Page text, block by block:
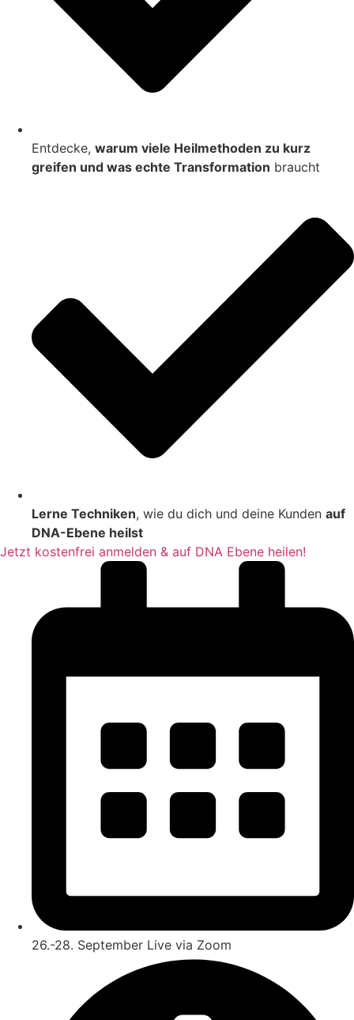
Entdecke, warum viele Heilmethoden zu kurz
greifen und was echte Transformation braucht
Lerne Techniken, wie du dich und deine Kunden auf
DNA-Ebene heilst
Jetzt kostenfrei anmelden & auf DNA Ebene heilen!
26.-28. September Live via Zoom